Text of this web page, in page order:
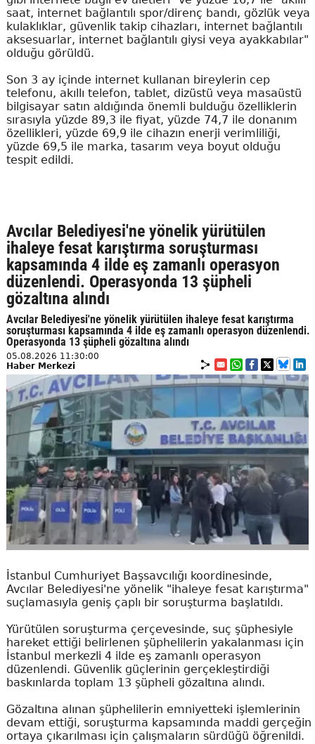
saat, internet bağlantılı spor/direnç bandı, gözlük veya
kulaklıklar, güvenlik takip cihazları, internet bağlantılı
aksesuarlar, internet bağlantılı giysi veya ayakkabılar"
olduğu görüldü.
Son 3 ay içinde internet kullanan bireylerin cep
telefonu, akıllı telefon, tablet, dizüstü veya masaüstü
bilgisayar satın aldığında önemli bulduğu özelliklerin
sırasıyla yüzde 89,3 ile fiyat, yüzde 74,7 ile donanım
özellikleri, yüzde 69,9 ile cihazın enerji verimliliği,
yüzde 69,5 ile marka, tasarım veya boyut olduğu
tespit edildi.
Avcılar Belediyesi'ne yönelik yürütülen
ihaleye fesat karıştırma soruşturması
kapsamında 4 ilde eş zamanlı operasyon
düzenlendi. Operasyonda 13 şüpheli
gözaltına alındı
Avcılar Belediyesi'ne yönelik yürütülen ihaleye fesat karıştırma
soruşturması kapsamında 4 ilde eş zamanlı operasyon düzenlendi.
Operasyonda 13 şüpheli gözaltına alındı
05.08.2026 11:30:00
Haber Merkezi
İstanbul Cumhuriyet Başsavcılığı koordinesinde,
Avcılar Belediyesi'ne yönelik "ihaleye fesat karıştırma"
suçlamasıyla geniş çaplı bir soruşturma başlatıldı.
Yürütülen soruşturma çerçevesinde, suç şüphesiyle
hareket ettiği belirlenen şüphelilerin yakalanması için
İstanbul merkezli 4 ilde eş zamanlı operasyon
düzenlendi. Güvenlik güçlerinin gerçekleştirdiği
baskınlarda toplam 13 şüpheli gözaltına alındı.
Gözaltına alınan şüphelilerin emniyetteki işlemlerinin
devam ettiği, soruşturma kapsamında maddi gerçeğin
ortaya çıkarılması için çalışmaların sürdüğü öğrenildi.